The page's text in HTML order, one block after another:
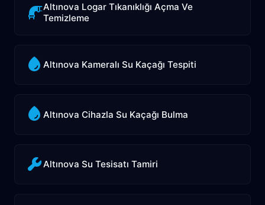
Altınova Logar Tıkanıklığı Açma Ve
Temizleme
Altınova Kameralı Su Kaçağı Tespiti
Altınova Cihazla Su Kaçağı Bulma
Altınova Su Tesisatı Tamiri